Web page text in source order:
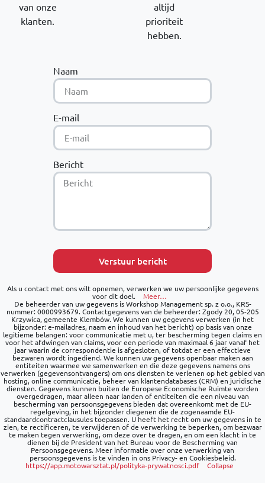
van onze
klanten.
altijd
prioriteit
hebben.
Naam
E-mail
Bericht
Verstuur bericht
Als u contact met ons wilt opnemen, verwerken we uw persoonlijke gegevens
voor dit doel.
Meer…
De beheerder van uw gegevens is Workshop Management sp. z o.o., KRS-
nummer: 0000993679. Contactgegevens van de beheerder: Zgody 20, 05-205
Krzywica, gemeente Klembów. We kunnen uw gegevens verwerken (in het
bijzonder: e-mailadres, naam en inhoud van het bericht) op basis van onze
legitieme belangen: voor communicatie met u, ter bescherming tegen claims en
voor het afdwingen van claims, voor een periode van maximaal 6 jaar vanaf het
jaar waarin de correspondentie is afgesloten, of totdat er een effectieve
bezwaren wordt ingediend. We kunnen uw gegevens openbaar maken aan
entiteiten waarmee we samenwerken en die deze gegevens namens ons
verwerken (gegevensontvangers) om ons diensten te verlenen op het gebied van
hosting, online communicatie, beheer van klantendatabases (CRM) en juridische
diensten. Gegevens kunnen buiten de Europese Economische Ruimte worden
overgedragen, maar alleen naar landen of entiteiten die een niveau van
bescherming van persoonsgegevens bieden dat overeenkomt met de EU-
regelgeving, in het bijzonder diegenen die de zogenaamde EU-
standaardcontractclausules toepassen. U heeft het recht om uw gegevens in te
zien, te rectificeren, te verwijderen of de verwerking te beperken, om bezwaar
te maken tegen verwerking, om deze over te dragen, en om een klacht in te
dienen bij de President van het Bureau voor de Bescherming van
Persoonsgegevens. Meer informatie over onze verwerking van
persoonsgegevens is te vinden in ons Privacy- en Cookiesbeleid.
https://app.motowarsztat.pl/polityka-prywatnosci.pdf
Collapse